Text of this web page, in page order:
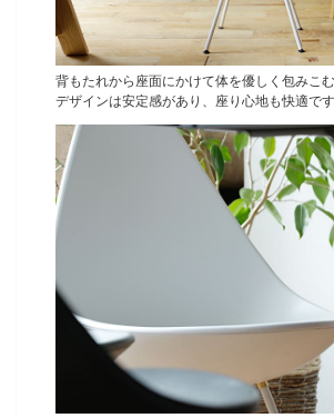
背もたれから座面にかけて体を優しく包みこ
デザインは安定感があり、座り心地も快適です